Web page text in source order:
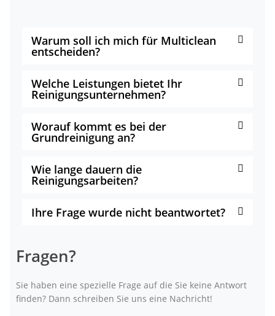
Warum soll ich mich für Multiclean
entscheiden?
Welche Leistungen bietet Ihr
Reinigungsunternehmen?
Worauf kommt es bei der
Grundreinigung an?
Wie lange dauern die
Reinigungsarbeiten?
Ihre Frage wurde nicht beantwortet?
Fragen?
Sie haben eine spezielle Frage auf die Sie keine Antwort
finden? Dann schreiben Sie uns eine Nachricht!